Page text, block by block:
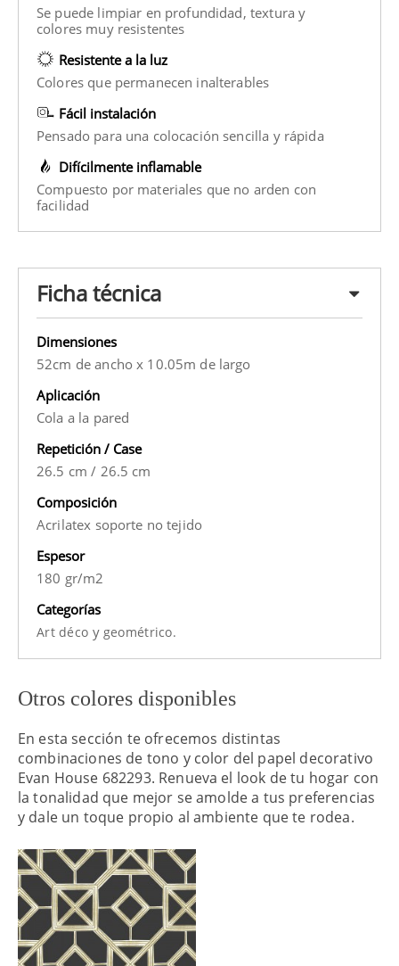
Se puede limpiar en profundidad, textura y
colores muy resistentes
Resistente a la luz
Colores que permanecen inalterables
Fácil instalación
Pensado para una colocación sencilla y rápida
Difícilmente inflamable
Compuesto por materiales que no arden con
facilidad
Ficha técnica
Dimensiones
52cm de ancho x 10.05m de largo
Aplicación
Cola a la pared
Repetición / Case
26.5 cm/ 26.5 cm
Composición
Acrilatex soporte no tejido
Espesor
180 gr/m2
Categorías
Art déco y geométrico.
Otros colores disponibles
En esta sección te ofrecemos distintas
combinaciones de tono y color del papel decorativo
Evan House 682293. Renueva el look de tu hogar con
la tonalidad que mejor se amolde a tus preferencias
y dale un toque propio al ambiente que te rodea.